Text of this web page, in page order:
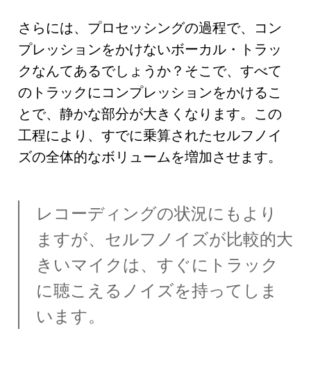
さらには、プロセッシングの過程で、コン
プレッションをかけないボーカル・トラッ
クなんてあるでしょうか？そこで、すべて
のトラックにコンプレッションをかけるこ
とで、静かな部分が大きくなります。この
工程により、 すでに乗算されたセルフノイ
ズの全体的なボリュームを増加させます。
レコーディングの状況にもより
ますが、セルフノイズが比較的大
きいマイクは、すぐにトラック
に聴こえるノイズを持ってしま
います。